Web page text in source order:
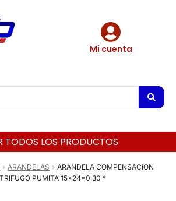
Mi cuenta
TODOS LOS PRODUCTOS
ARANDELAS
ARANDELA COMPENSACION
PUMITA 15x24x0,30 *